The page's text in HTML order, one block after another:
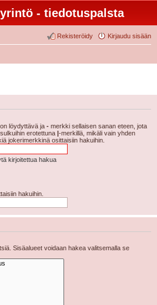
- tiedotuspalsta
Kirjaudu sisään
Rekisteröidy
löydyttävä ja - merkki sellaisen sanan eteen, jota
erotettuna |-merkillä, mikäli vain yhden
jokerimerkkinä osittaisiin hakuihin.
kirjoitettua hakua
hakuihin.
Sisäalueet voidaan hakea valitsemalla se